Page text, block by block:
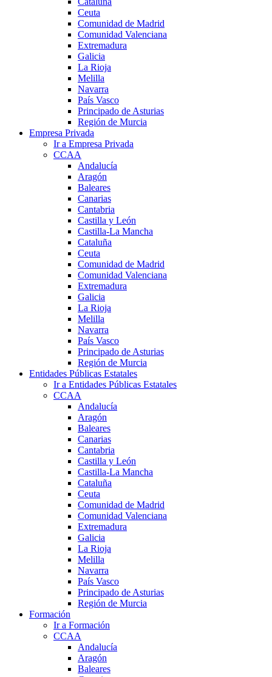
Ceuta
Comunidad de Madrid
Comunidad Valenciana
Extremadura
Galicia
La Rioja
Melilla
Navarra
País Vasco
Principado de Asturias
Región de Murcia
Empresa Privada
Ir a Empresa Privada
CCAA
Andalucía
Aragón
Baleares
Canarias
Cantabria
Castilla y León
Castilla-La Mancha
Cataluña
Ceuta
Comunidad de Madrid
Comunidad Valenciana
Extremadura
Galicia
La Rioja
Melilla
Navarra
País Vasco
Principado de Asturias
Región de Murcia
Entidades Públicas Estatales
Ir a Entidades Públicas Estatales
CCAA
Andalucía
Aragón
Baleares
Canarias
Cantabria
Castilla y León
Castilla-La Mancha
Cataluña
Ceuta
Comunidad de Madrid
Comunidad Valenciana
Extremadura
Galicia
La Rioja
Melilla
Navarra
País Vasco
Principado de Asturias
Región de Murcia
Formación
Ir a Formación
CCAA
Andalucía
Aragón
Baleares